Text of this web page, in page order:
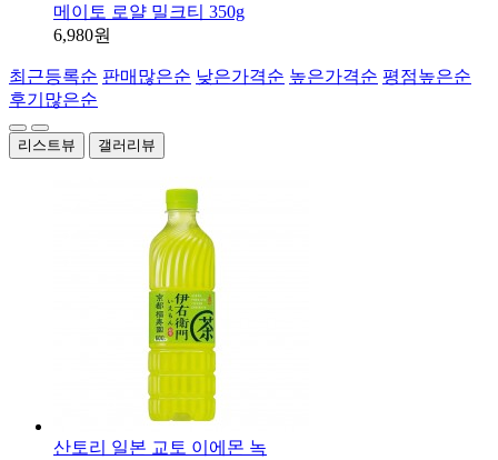
메이토 로얄 밀크티 350g
6,980원
최근등록순 판매많은순 낮은가격순 높은가격순 평점높은순
후기많은순
리스트뷰 갤러리뷰
산토리 일본 교토 이에몬 녹